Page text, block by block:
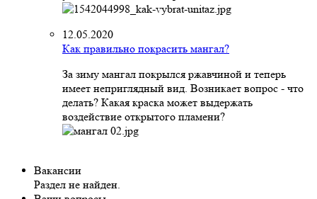
12.05.2020
Как правильно покрасить мангал?
За зиму мангал покрылся ржавчиной и теперь
имеет неприглядный вид. Возникает вопрос - что
делать? Какая краска может выдержать
воздействие открытого пламени?
Вакансии
Раздел не найден.